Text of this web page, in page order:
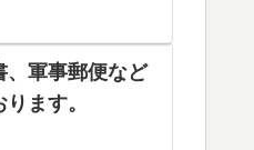
、軍事郵便など
ます。